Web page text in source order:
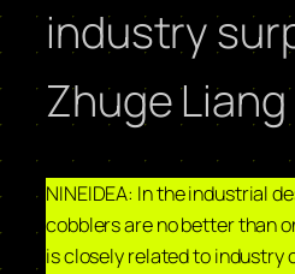
industry
Zhuge Liang
NINEIDEA: In the industrial
cobblers are no better than
is closely related to